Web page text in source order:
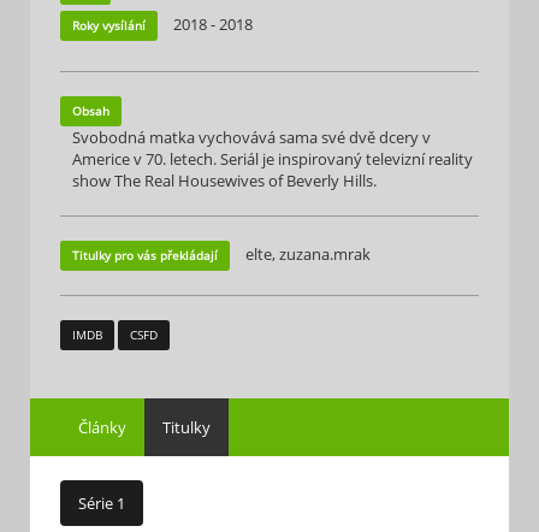
Roky vysílání 2018 - 2018
Obsah
Svobodná matka vychovává sama své dvě dcery v
Americe v 70. letech. Seriál je inspirovaný televizní reality
show The Real Housewives of Beverly Hills.
Titulky pro vás překládají elte, zuzana.mrak
IMDB CSFD
Články Titulky
Série 1